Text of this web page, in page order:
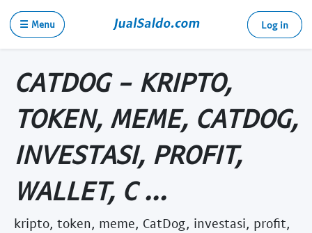
☰ Menu Log in
CATDOG - KRIPTO,
TOKEN, MEME, CATDOG,
INVESTASI, PROFIT,
WALLET, C ...
kripto, token, meme, CatDog, investasi, profit,